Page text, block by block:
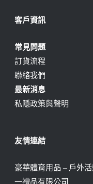
客戶資訊
常見問題
訂貨流程
聯絡我們
最新消息
私隱政策與聲明
友情連結
豪華體育用品 – 戶外
一禮品有限公司